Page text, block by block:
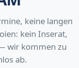
keine langen
kein Inserat,
wir kommen zu
ab.